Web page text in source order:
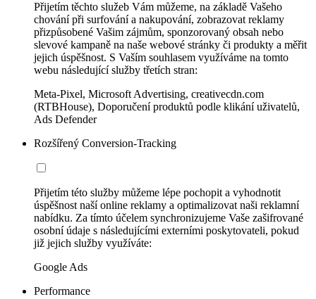
Přijetím těchto služeb Vám můžeme, na základě Vašeho
chování při surfování a nakupování, zobrazovat reklamy
přizpůsobené Vašim zájmům, sponzorovaný obsah nebo
slevové kampaně na naše webové stránky či produkty a měřit
jejich úspěšnost. S Vaším souhlasem využíváme na tomto
webu následující služby třetích stran:
Meta-Pixel, Microsoft Advertising, creativecdn.com
(RTBHouse), Doporučení produktů podle klikání uživatelů,
Ads Defender
Rozšířený Conversion-Tracking
Přijetím této služby můžeme lépe pochopit a vyhodnotit
úspěšnost naší online reklamy a optimalizovat naši reklamní
nabídku. Za tímto účelem synchronizujeme Vaše zašifrované
osobní údaje s následujícími externími poskytovateli, pokud
již jejich služby využíváte:
Google Ads
Performance